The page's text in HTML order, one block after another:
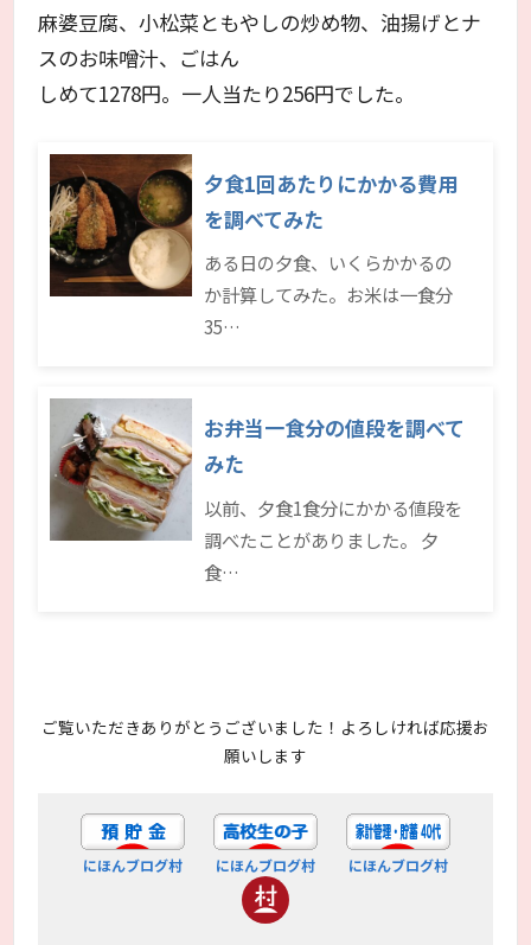
麻婆豆腐、小松菜ともやしの炒め物、油揚げとナ
スのお味噌汁、ごはん
しめて1278円。一人当たり256円でした。
夕食1回あたりにかかる費用
を調べてみた
ある日の夕食、いくらかかるの
か計算してみた。お米は一食分
35…
お弁当一食分の値段を調べて
みた
以前、夕食1食分にかかる値段を
調べたことがありました。 夕
食…
ご覧いただきありがとうございました！よろしければ応援お
願いします
にほんブログ村 にほんブログ村 にほんブログ村